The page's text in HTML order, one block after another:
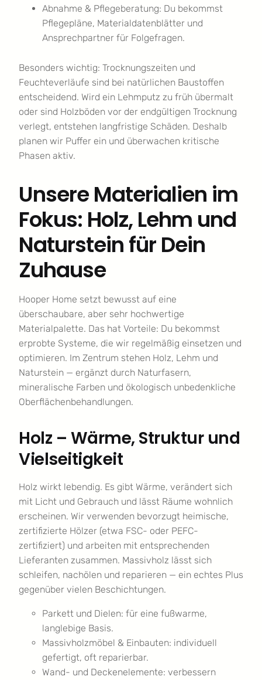
Abnahme & Pflegeberatung: Du bekommst
Pflegepläne, Materialdatenblätter und
Ansprechpartner für Folgefragen.
Besonders wichtig: Trocknungszeiten und
Feuchteverläufe sind bei natürlichen Baustoffen
entscheidend. Wird ein Lehmputz zu früh übermalt
oder sind Holzböden vor der endgültigen Trocknung
verlegt, entstehen langfristige Schäden. Deshalb
planen wir Puffer ein und überwachen kritische
Phasen aktiv.
Unsere Materialien im
Fokus: Holz, Lehm und
Naturstein für Dein
Zuhause
Hooper Home setzt bewusst auf eine
überschaubare, aber sehr hochwertige
Materialpalette. Das hat Vorteile: Du bekommst
erprobte Systeme, die wir regelmäßig einsetzen und
optimieren. Im Zentrum stehen Holz, Lehm und
Naturstein — ergänzt durch Naturfasern,
mineralische Farben und ökologisch unbedenkliche
Oberflächenbehandlungen.
Holz – Wärme, Struktur und
Vielseitigkeit
Holz wirkt lebendig. Es gibt Wärme, verändert sich
mit Licht und Gebrauch und lässt Räume wohnlich
erscheinen. Wir verwenden bevorzugt heimische,
zertifizierte Hölzer (etwa FSC- oder PEFC-
zertifiziert) und arbeiten mit entsprechenden
Lieferanten zusammen. Massivholz lässt sich
schleifen, nachölen und reparieren — ein echtes Plus
gegenüber vielen Beschichtungen.
Parkett und Dielen: für eine fußwarme,
langlebige Basis.
Massivholzmöbel & Einbauten: individuell
gefertigt, oft reparierbar.
Wand- und Deckenelemente: verbessern